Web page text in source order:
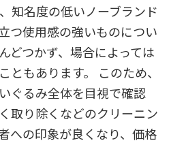
知名度の低いノーブランド
つ使用感の強いものについ
どつかず、場合によっては
ともあります。 このため、
ぐるみ全体を目視で確認
取り除くなどのクリーニン
への印象が良くなり、価格